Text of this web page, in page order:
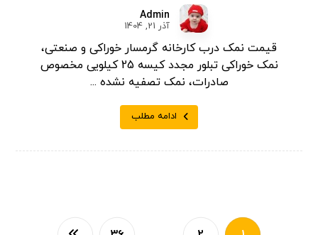
Admin
آذر 21, 1404
قیمت نمک درب کارخانه گرمسار خوراکی و صنعتی،
نمک خوراکی تبلور مجدد کیسه 25 کیلویی مخصوص
صادرات، نمک تصفیه نشده ...
ادامه مطلب